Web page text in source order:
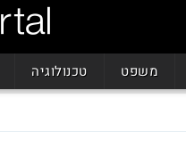
משפט טכנולוגיה